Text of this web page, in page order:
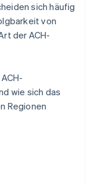
sich häufig
von
der ACH-
wie sich das
Regionen